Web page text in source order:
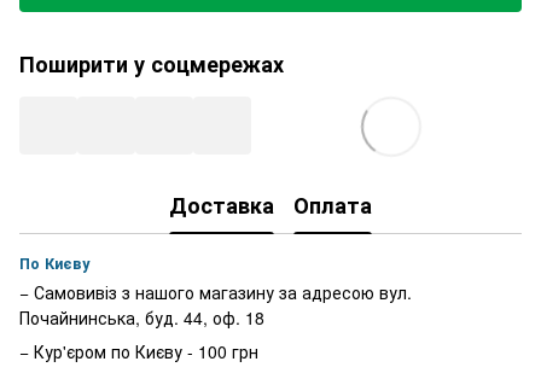
Поширити у соцмережах
Доставка Оплата
По Києву
− Самовивіз з нашого магазину за адресою вул.
Почайнинська, буд. 44, оф. 18
− Кур'єром по Києву - 100 грн